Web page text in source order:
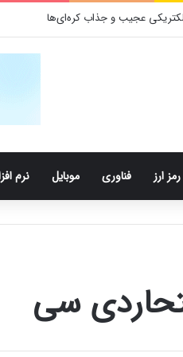
رمز ارز فناوری موبایل نرم
سی